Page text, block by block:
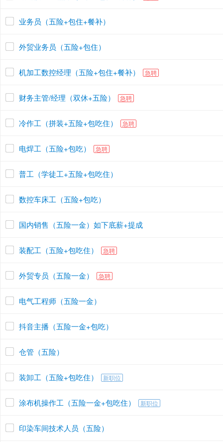
业务员（五险+包住+餐补）
外贸业务员（五险+包住）
机加工数控经理（五险+包住+餐补） 急聘
财务主管/经理（双休+五险） 急聘
冷作工（拼装+五险+包吃住） 急聘
电焊工（五险+包吃） 急聘
普工（学徒工+五险+包吃住）
数控车床工（五险+包吃）
国内销售（五险一金）如下底薪+提成
装配工（五险+包吃住） 急聘
外贸专员（五险一金） 急聘
电气工程师（五险一金）
抖音主播（五险一金+包吃）
仓管（五险）
装卸工（五险+包吃住） 新职位
涂布机操作工（五险一金+包吃住） 新职位
印染车间技术人员（五险）